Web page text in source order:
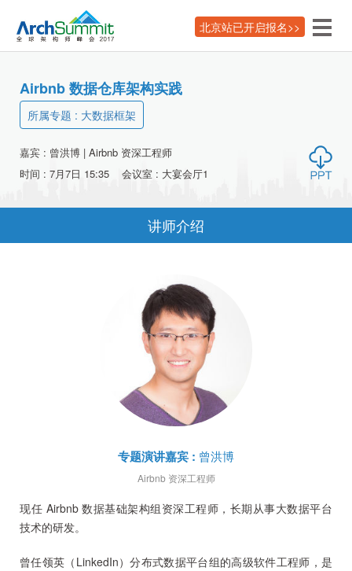
北京站已开启报名>>
Airbnb 数据仓库架构实践
所属专题 : 大数据框架
嘉宾 : 曾洪博 | Airbnb 资深工程师
时间 : 7月7日 15:35 会议室 : 大宴会厅1
讲师介绍
专题演讲嘉宾 : 曾洪博
Airbnb 资深工程师
现任 Airbnb 数据基础架构组资深工程师，长期从事大数据平台
技术的研发。
曾任领英（LinkedIn）分布式数据平台组的高级软件工程师，是